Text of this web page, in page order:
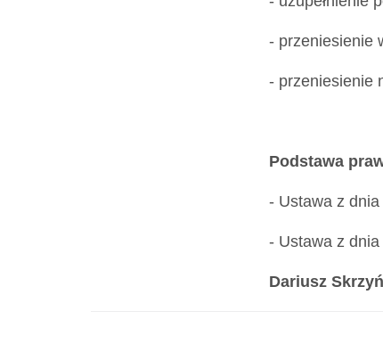
- przeniesienie
- przeniesienie
Podstawa
- Ustawa z
- Ustawa z
Dariusz